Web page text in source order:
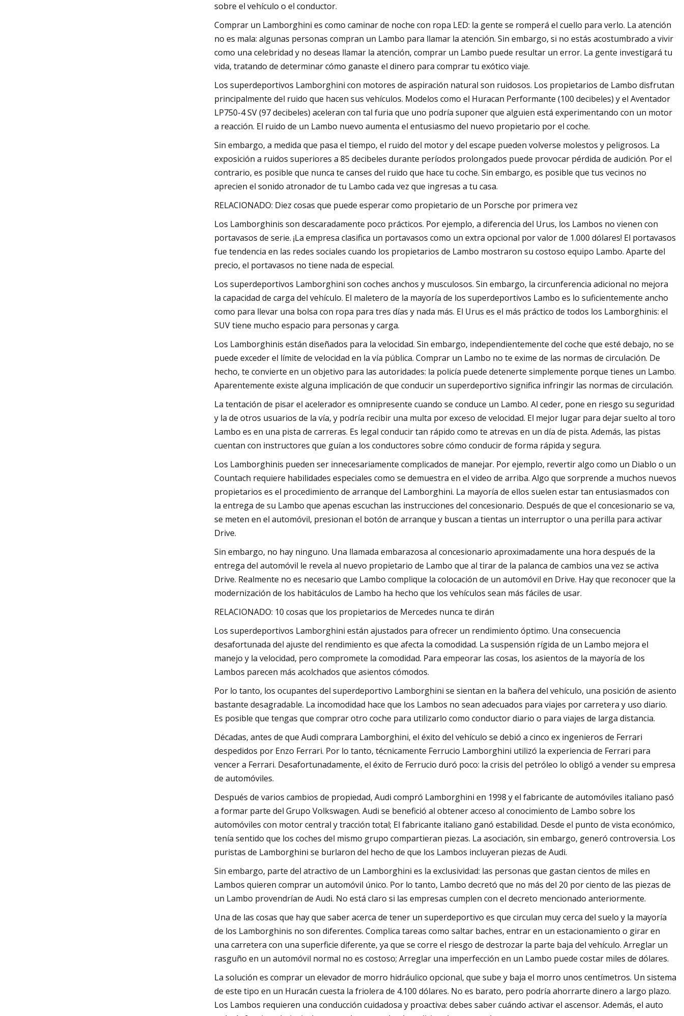
sobre el vehículo o el conductor.
Comprar un Lamborghini es como caminar de noche con ropa LED: la gente se romperá el cuello para verlo. La atención
no es mala: algunas personas compran un Lambo para llamar la atención. Sin embargo, si no estás acostumbrado a vivir
como una celebridad y no deseas llamar la atención, comprar un Lambo puede resultar un error. La gente investigará tu
vida, tratando de determinar cómo ganaste el dinero para comprar tu exótico viaje.
Los superdeportivos Lamborghini con motores de aspiración natural son ruidosos. Los propietarios de Lambo disfrutan
principalmente del ruido que hacen sus vehículos. Modelos como el Huracan Performante (100 decibeles) y el Aventador
LP750-4 SV (97 decibeles) aceleran con tal furia que uno podría suponer que alguien está experimentando con un motor
a reacción. El ruido de un Lambo nuevo aumenta el entusiasmo del nuevo propietario por el coche.
Sin embargo, a medida que pasa el tiempo, el ruido del motor y del escape pueden volverse molestos y peligrosos. La
exposición a ruidos superiores a 85 decibeles durante períodos prolongados puede provocar pérdida de audición. Por el
contrario, es posible que nunca te canses del ruido que hace tu coche. Sin embargo, es posible que tus vecinos no
aprecien el sonido atronador de tu Lambo cada vez que ingresas a tu casa.
RELACIONADO: Diez cosas que puede esperar como propietario de un Porsche por primera vez
Los Lamborghinis son descaradamente poco prácticos. Por ejemplo, a diferencia del Urus, los Lambos no vienen con
portavasos de serie. ¡La empresa clasifica un portavasos como un extra opcional por valor de 1.000 dólares! El portavasos
fue tendencia en las redes sociales cuando los propietarios de Lambo mostraron su costoso equipo Lambo. Aparte del
precio, el portavasos no tiene nada de especial.
Los superdeportivos Lamborghini son coches anchos y musculosos. Sin embargo, la circunferencia adicional no mejora
la capacidad de carga del vehículo. El maletero de la mayoría de los superdeportivos Lambo es lo suficientemente ancho
como para llevar una bolsa con ropa para tres días y nada más. El Urus es el más práctico de todos los Lamborghinis: el
SUV tiene mucho espacio para personas y carga.
Los Lamborghinis están diseñados para la velocidad. Sin embargo, independientemente del coche que esté debajo, no se
puede exceder el límite de velocidad en la vía pública. Comprar un Lambo no te exime de las normas de circulación. De
hecho, te convierte en un objetivo para las autoridades: la policía puede detenerte simplemente porque tienes un Lambo.
Aparentemente existe alguna implicación de que conducir un superdeportivo significa infringir las normas de circulación.
La tentación de pisar el acelerador es omnipresente cuando se conduce un Lambo. Al ceder, pone en riesgo su seguridad
y la de otros usuarios de la vía, y podría recibir una multa por exceso de velocidad. El mejor lugar para dejar suelto al toro
Lambo es en una pista de carreras. Es legal conducir tan rápido como te atrevas en un día de pista. Además, las pistas
cuentan con instructores que guían a los conductores sobre cómo conducir de forma rápida y segura.
Los Lamborghinis pueden ser innecesariamente complicados de manejar. Por ejemplo, revertir algo como un Diablo o un
Countach requiere habilidades especiales como se demuestra en el video de arriba. Algo que sorprende a muchos nuevos
propietarios es el procedimiento de arranque del Lamborghini. La mayoría de ellos suelen estar tan entusiasmados con
la entrega de su Lambo que apenas escuchan las instrucciones del concesionario. Después de que el concesionario se va,
se meten en el automóvil, presionan el botón de arranque y buscan a tientas un interruptor o una perilla para activar
Drive.
Sin embargo, no hay ninguno. Una llamada embarazosa al concesionario aproximadamente una hora después de la
entrega del automóvil le revela al nuevo propietario de Lambo que al tirar de la palanca de cambios una vez se activa
Drive. Realmente no es necesario que Lambo complique la colocación de un automóvil en Drive. Hay que reconocer que la
modernización de los habitáculos de Lambo ha hecho que los vehículos sean más fáciles de usar.
RELACIONADO: 10 cosas que los propietarios de Mercedes nunca te dirán
Los superdeportivos Lamborghini están ajustados para ofrecer un rendimiento óptimo. Una consecuencia
desafortunada del ajuste del rendimiento es que afecta la comodidad. La suspensión rígida de un Lambo mejora el
manejo y la velocidad, pero compromete la comodidad. Para empeorar las cosas, los asientos de la mayoría de los
Lambos parecen más acolchados que asientos cómodos.
Por lo tanto, los ocupantes del superdeportivo Lamborghini se sientan en la bañera del vehículo, una posición de asiento
bastante desagradable. La incomodidad hace que los Lambos no sean adecuados para viajes por carretera y uso diario.
Es posible que tengas que comprar otro coche para utilizarlo como conductor diario o para viajes de larga distancia.
Décadas, antes de que Audi comprara Lamborghini, el éxito del vehículo se debió a cinco ex ingenieros de Ferrari
despedidos por Enzo Ferrari. Por lo tanto, técnicamente Ferrucio Lamborghini utilizó la experiencia de Ferrari para
vencer a Ferrari. Desafortunadamente, el éxito de Ferrucio duró poco: la crisis del petróleo lo obligó a vender su empresa
de automóviles.
Después de varios cambios de propiedad, Audi compró Lamborghini en 1998 y el fabricante de automóviles italiano pasó
a formar parte del Grupo Volkswagen. Audi se benefició al obtener acceso al conocimiento de Lambo sobre los
automóviles con motor central y tracción total; El fabricante italiano ganó estabilidad. Desde el punto de vista económico,
tenía sentido que los coches del mismo grupo compartieran piezas. La asociación, sin embargo, generó controversia. Los
puristas de Lamborghini se burlaron del hecho de que los Lambos incluyeran piezas de Audi.
Sin embargo, parte del atractivo de un Lamborghini es la exclusividad: las personas que gastan cientos de miles en
Lambos quieren comprar un automóvil único. Por lo tanto, Lambo decretó que no más del 20 por ciento de las piezas de
un Lambo provendrían de Audi. No está claro si las empresas cumplen con el decreto mencionado anteriormente.
Una de las cosas que hay que saber acerca de tener un superdeportivo es que circulan muy cerca del suelo y la mayoría
de los Lamborghinis no son diferentes. Complica tareas como saltar baches, entrar en un estacionamiento o girar en
una carretera con una superficie diferente, ya que se corre el riesgo de destrozar la parte baja del vehículo. Arreglar un
rasguño en un automóvil normal no es costoso; Arreglar una imperfección en un Lambo puede costar miles de dólares.
La solución es comprar un elevador de morro hidráulico opcional, que sube y baja el morro unos centímetros. Un sistema
de este tipo en un Huracán cuesta la friolera de 4.100 dólares. No es barato, pero podría ahorrarte dinero a largo plazo.
Los Lambos requieren una conducción cuidadosa y proactiva: debes saber cuándo activar el ascensor. Además, el auto